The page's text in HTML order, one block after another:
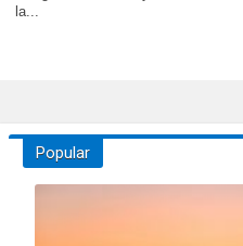
la...
Popular